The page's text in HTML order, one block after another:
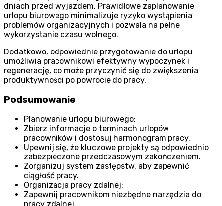
dniach przed wyjazdem. Prawidłowe zaplanowanie
urlopu biurowego minimalizuje ryzyko wystąpienia
problemów organizacyjnych i pozwala na pełne
wykorzystanie czasu wolnego.
Dodatkowo, odpowiednie przygotowanie do urlopu
umożliwia pracownikowi efektywny wypoczynek i
regenerację, co może przyczynić się do zwiększenia
produktywności po powrocie do pracy.
Podsumowanie
Planowanie urlopu biurowego:
Zbierz informacje o terminach urlopów
pracowników i dostosuj harmonogram pracy.
Upewnij się, że kluczowe projekty są odpowiednio
zabezpieczone przedczasowym zakończeniem.
Zorganizuj system zastępstw, aby zapewnić
ciągłość pracy.
Organizacja pracy zdalnej:
Zapewnij pracownikom niezbędne narzędzia do
pracy zdalnej.